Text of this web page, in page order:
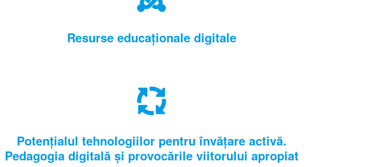
Resurse educaționale digitale
Potențialul tehnologiilor pentru învățare activă.
Pedagogia digitală și provocările viitorului apropiat